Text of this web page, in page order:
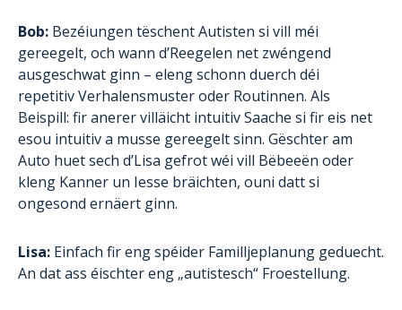
Bob: Bezéiungen tëschent Autisten si vill méi
gereegelt, och wann d’Reegelen net zwéngend
ausgeschwat ginn – eleng schonn duerch déi
repetitiv Verhalensmuster oder Routinnen. Als
Beispill: fir anerer villäicht intuitiv Saache si fir eis net
esou intuitiv a musse gereegelt sinn. Gëschter am
Auto huet sech d’Lisa gefrot wéi vill Bëbeeën oder
kleng Kanner un Iesse bräichten, ouni datt si
ongesond ernäert ginn.
Lisa: Einfach fir eng spéider Familljeplanung geduecht.
An dat ass éischter eng „autistesch“ Froestellung.